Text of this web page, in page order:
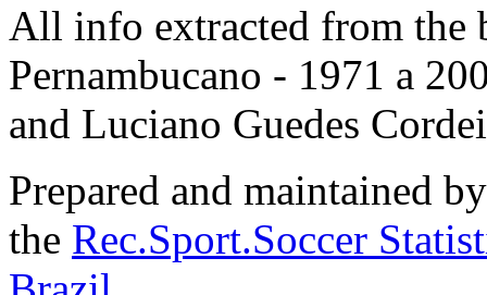
All info extracted from the
Pernambucano - 1971 a
and Luciano Guedes
Prepared and maintained
the Rec.Sport.Soccer